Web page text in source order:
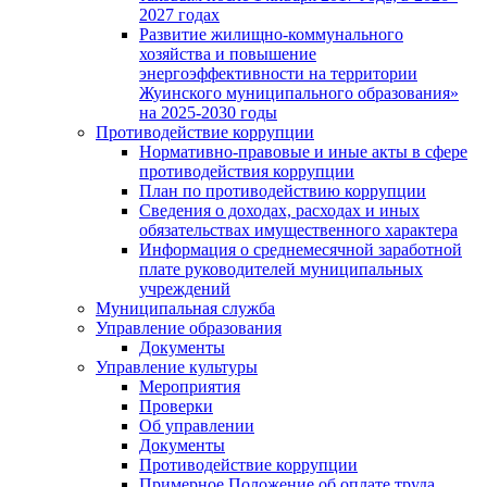
2027 годах
Развитие жилищно-коммунального
хозяйства и повышение
энергоэффективности на территории
Жуинского муниципального образования»
на 2025-2030 годы
Противодействие коррупции
Нормативно-правовые и иные акты в сфере
противодействия коррупции
План по противодействию коррупции
Сведения о доходах, расходах и иных
обязательствах имущественного характера
Информация о среднемесячной заработной
плате руководителей муниципальных
учреждений
Муниципальная служба
Управление образования
Документы
Управление культуры
Мероприятия
Проверки
Об управлении
Документы
Противодействие коррупции